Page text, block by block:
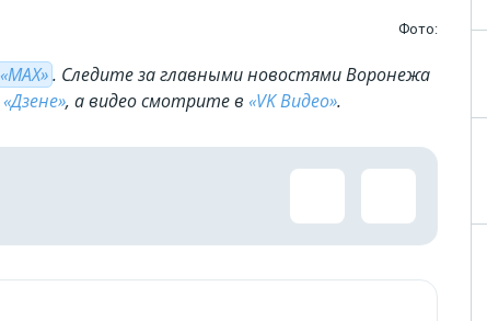
Фото:
«МАХ». Cледите за главными новостями Воронежа
«Дзене», а видео смотрите в «VK Видео».